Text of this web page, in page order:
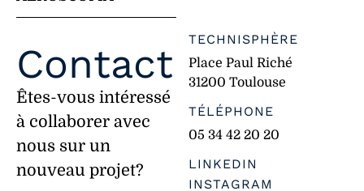
Contact
Êtes-vous intéressé
à collaborer avec
nous sur un
nouveau projet?
TECHNISPHÈRE
Place Paul Riché
31200 Toulouse
TÉLÉPHONE
05 34 42 20 20
LINKEDIN
INSTAGRAM